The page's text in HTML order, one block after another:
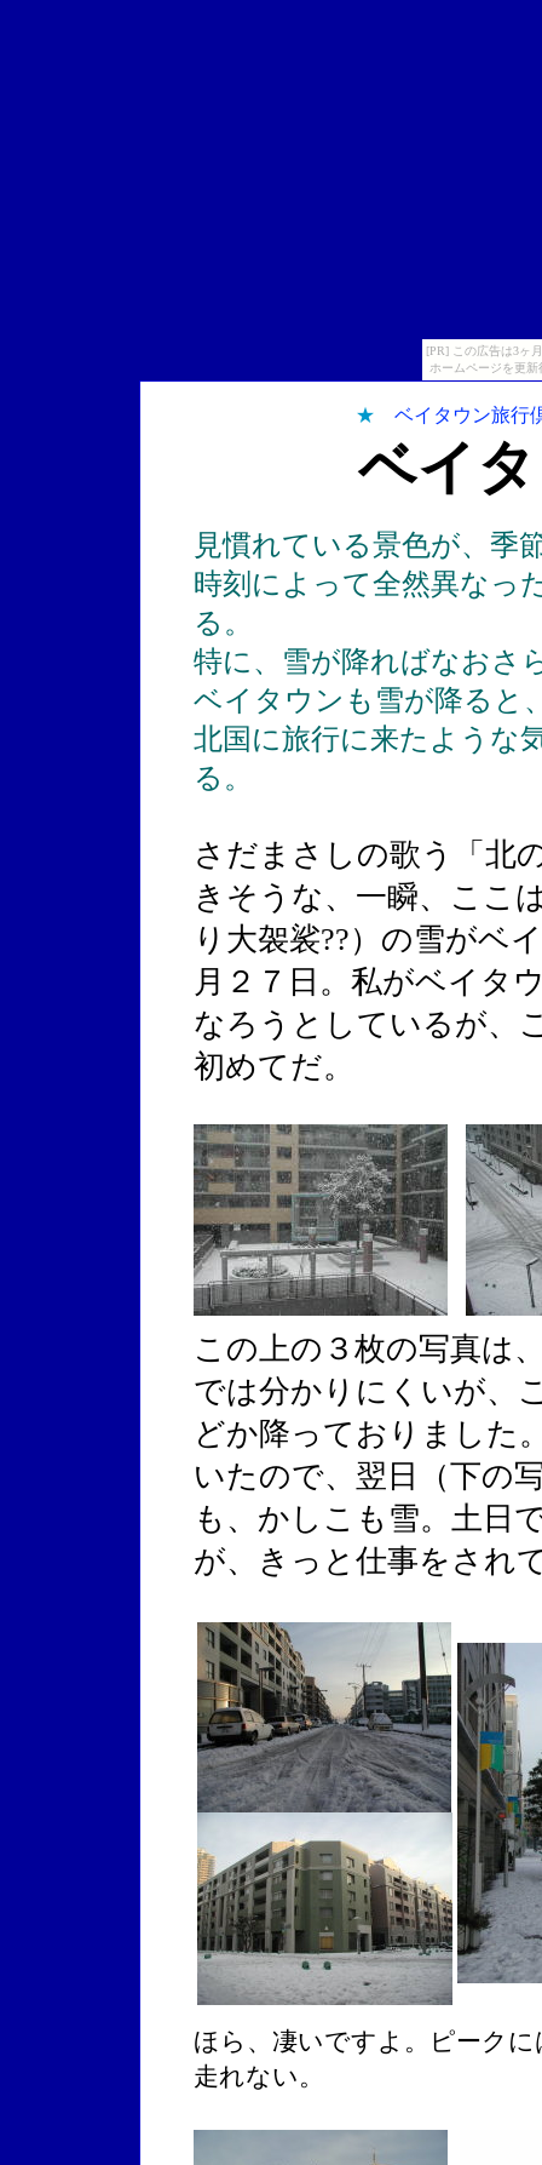
[PR] この広告は3ヶ
ホームページを更
★ ベイタウン旅行
ベイ
見慣れている景色が、季
時刻によって全然異なっ
る。
特に、雪が降ればなおさ
ベイタウンも雪が降ると
北国に旅行に来たような
る。
さだまさしの歌う「北
きそうな、一瞬、ここ
り大袈裟??）の雪がベ
月２７日。私がベイタ
なろうとしているが、
初めてだ。
この上の３枚の写真は
では分かりにくいが、
どか降っておりました
いたので、翌日（下の
も、かしこも雪。土日
が、きっと仕事をされ
ほら、凄いですよ。ピーク
走れない。